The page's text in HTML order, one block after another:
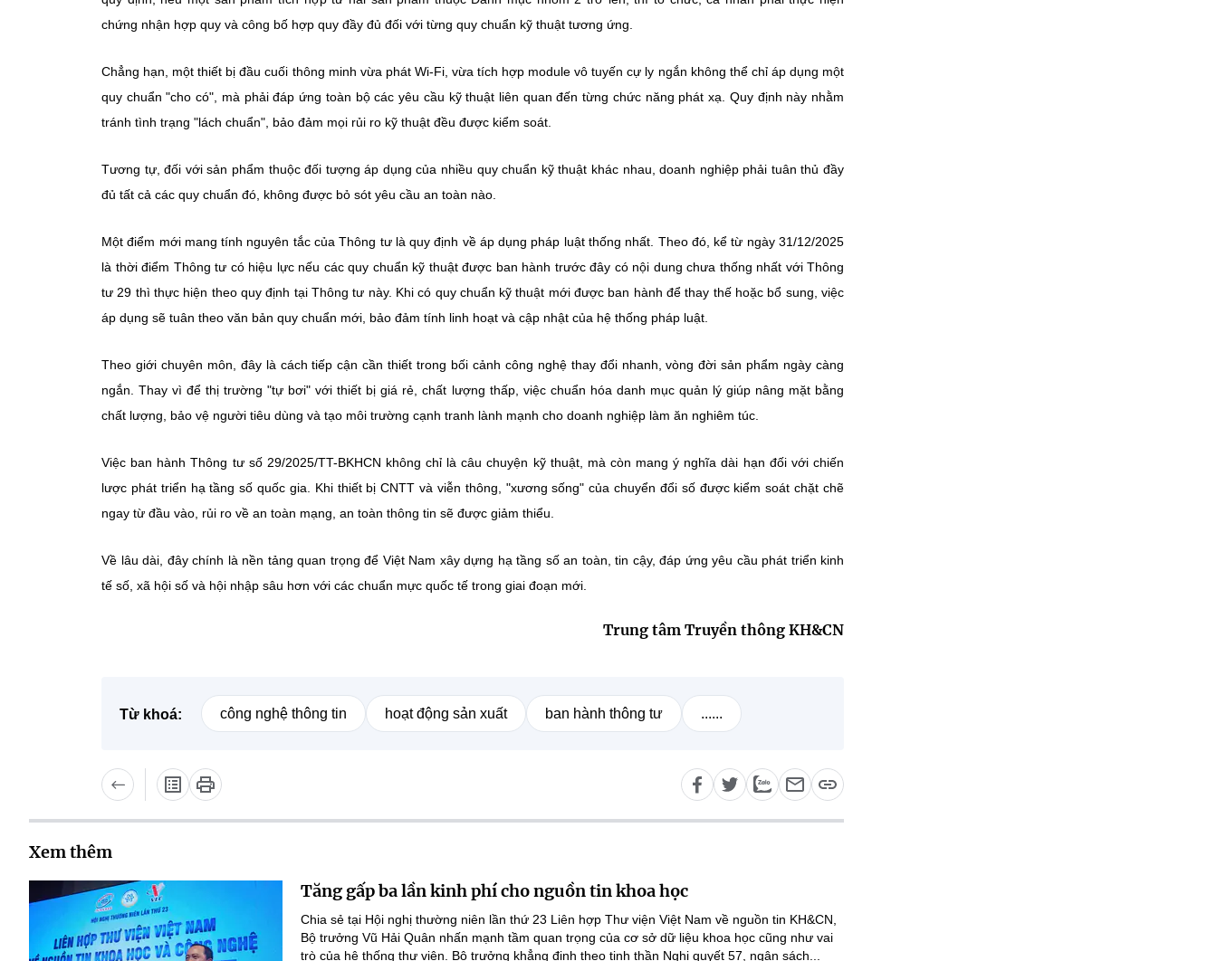
chứng nhận hợp quy và công bố hợp quy đầy đủ đối với từng quy chuẩn kỹ thuật tương ứng.
Chẳng hạn, một thiết bị đầu cuối thông minh vừa phát Wi-Fi, vừa tích hợp module vô tuyến cự ly ngắn không thể chỉ áp dụng một
quy chuẩn "cho có", mà phải đáp ứng toàn bộ các yêu cầu kỹ thuật liên quan đến từng chức năng phát xạ. Quy định này nhằm
tránh tình trạng "lách chuẩn", bảo đảm mọi rủi ro kỹ thuật đều được kiểm soát.
Tương tự, đối với sản phẩm thuộc đối tượng áp dụng của nhiều quy chuẩn kỹ thuật khác nhau, doanh nghiệp phải tuân thủ đầy
đủ tất cả các quy chuẩn đó, không được bỏ sót yêu cầu an toàn nào.
Một điểm mới mang tính nguyên tắc của Thông tư là quy định về áp dụng pháp luật thống nhất. Theo đó, kể từ ngày 31/12/2025
là thời điểm Thông tư có hiệu lực nếu các quy chuẩn kỹ thuật được ban hành trước đây có nội dung chưa thống nhất với Thông
tư 29 thì thực hiện theo quy định tại Thông tư này. Khi có quy chuẩn kỹ thuật mới được ban hành để thay thế hoặc bổ sung, việc
áp dụng sẽ tuân theo văn bản quy chuẩn mới, bảo đảm tính linh hoạt và cập nhật của hệ thống pháp luật.
Theo giới chuyên môn, đây là cách tiếp cận cần thiết trong bối cảnh công nghệ thay đổi nhanh, vòng đời sản phẩm ngày càng
ngắn. Thay vì để thị trường "tự bơi" với thiết bị giá rẻ, chất lượng thấp, việc chuẩn hóa danh mục quản lý giúp nâng mặt bằng
chất lượng, bảo vệ người tiêu dùng và tạo môi trường cạnh tranh lành mạnh cho doanh nghiệp làm ăn nghiêm túc.
Việc ban hành Thông tư số 29/2025/TT-BKHCN không chỉ là câu chuyện kỹ thuật, mà còn mang ý nghĩa dài hạn đối với chiến
lược phát triển hạ tầng số quốc gia. Khi thiết bị CNTT và viễn thông, "xương sống" của chuyển đổi số được kiểm soát chặt chẽ
ngay từ đầu vào, rủi ro về an toàn mạng, an toàn thông tin sẽ được giảm thiểu.
Về lâu dài, đây chính là nền tảng quan trọng để Việt Nam xây dựng hạ tầng số an toàn, tin cậy, đáp ứng yêu cầu phát triển kinh
tế số, xã hội số và hội nhập sâu hơn với các chuẩn mực quốc tế trong giai đoạn mới.
Trung tâm Truyền thông KH&CN
Từ khoá: công nghệ thông tin hoạt động sản xuất ban hành thông tư ......
Xem thêm
Tăng gấp ba lần kinh phí cho nguồn tin khoa học
Chia sẻ tại Hội nghị thường niên lần thứ 23 Liên hợp Thư viện Việt Nam về nguồn tin KH&CN,
Bộ trưởng Vũ Hải Quân nhấn mạnh tầm quan trọng của cơ sở dữ liệu khoa học cũng như vai
trò của hệ thống thư viện. Bộ trưởng khẳng định theo tinh thần Nghị quyết 57, ngân sách...